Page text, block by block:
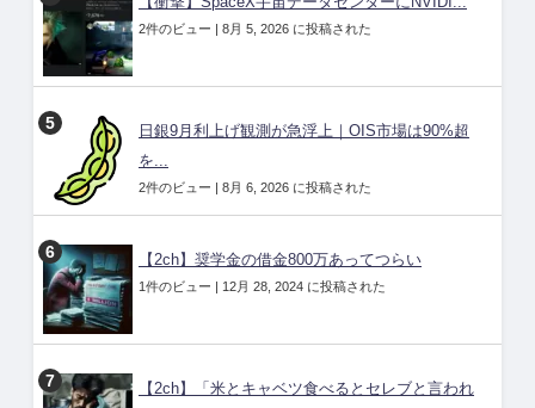
2件のビュー | 8月 5, 2026 に投稿された
日銀9月利上げ観測が急浮上｜OIS市場は90%超
を...
2件のビュー | 8月 6, 2026 に投稿された
【2ch】奨学金の借金800万あってつらい
1件のビュー | 12月 28, 2024 に投稿された
【2ch】「米とキャベツ食べるとセレブと言われ